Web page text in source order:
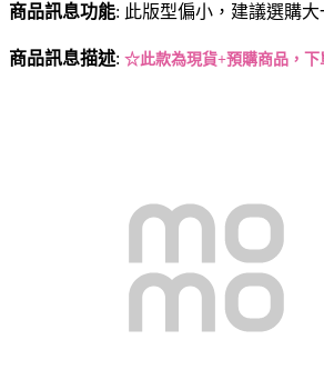
商品訊息功能: 此版型偏小，建議選購
商品訊息描述: ☆此款為現貨+預購商品，